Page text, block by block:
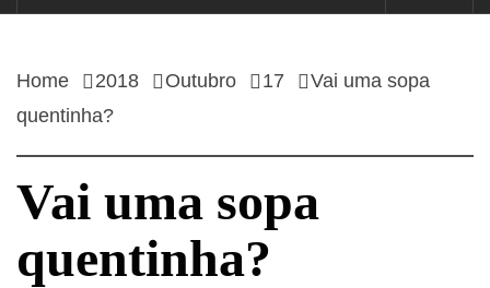
Home 2018 Outubro 17
Vai uma sopa
quentinha?
Vai uma sopa
quentinha?